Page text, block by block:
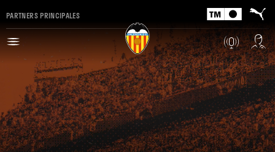
PARTNERS PRINCIPALES